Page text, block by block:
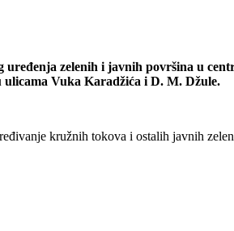
zelenih i javnih površina u
Vuka Karadžića i D. M. Džule.
kružnih tokova i ostalih javnih